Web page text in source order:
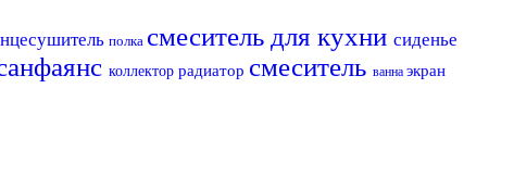
полка смеситель для кухни сиденье
коллектор радиатор смеситель ванна экран